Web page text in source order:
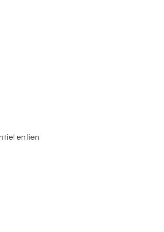
en lien